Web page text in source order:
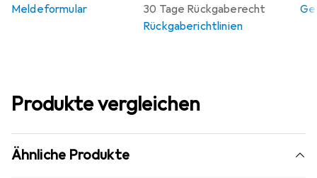
30 Tage Rückgaberecht
Rückgaberichtlinien
Meldeformular
Produkte vergleichen
Ähnliche Produkte